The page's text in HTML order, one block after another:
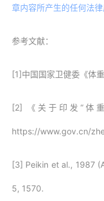
章内容所产生的任何法律
参考文献：
[1]中国国家卫健委《体
[2] 《关于印发“体
https://www.gov.cn/
[3] Peikin et al., 1987
5, 1570.